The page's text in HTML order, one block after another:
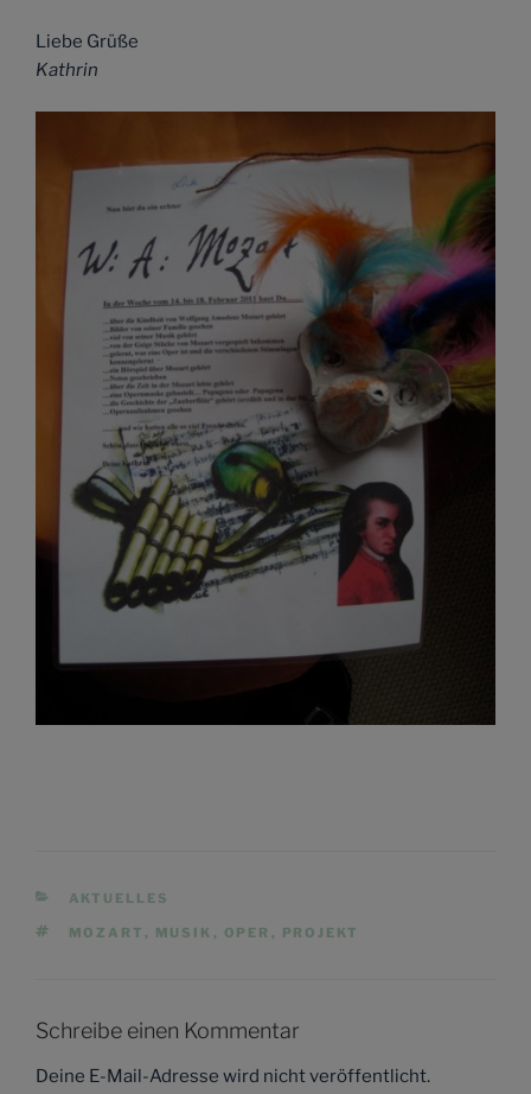
Liebe Grüße
Kathrin
KATEGORIEN
AKTUELLES
SCHLAGWÖRTER
MOZART , MUSIK , OPER , PROJEKT
Schreibe einen Kommentar
Deine E-Mail-Adresse wird nicht veröffentlicht.